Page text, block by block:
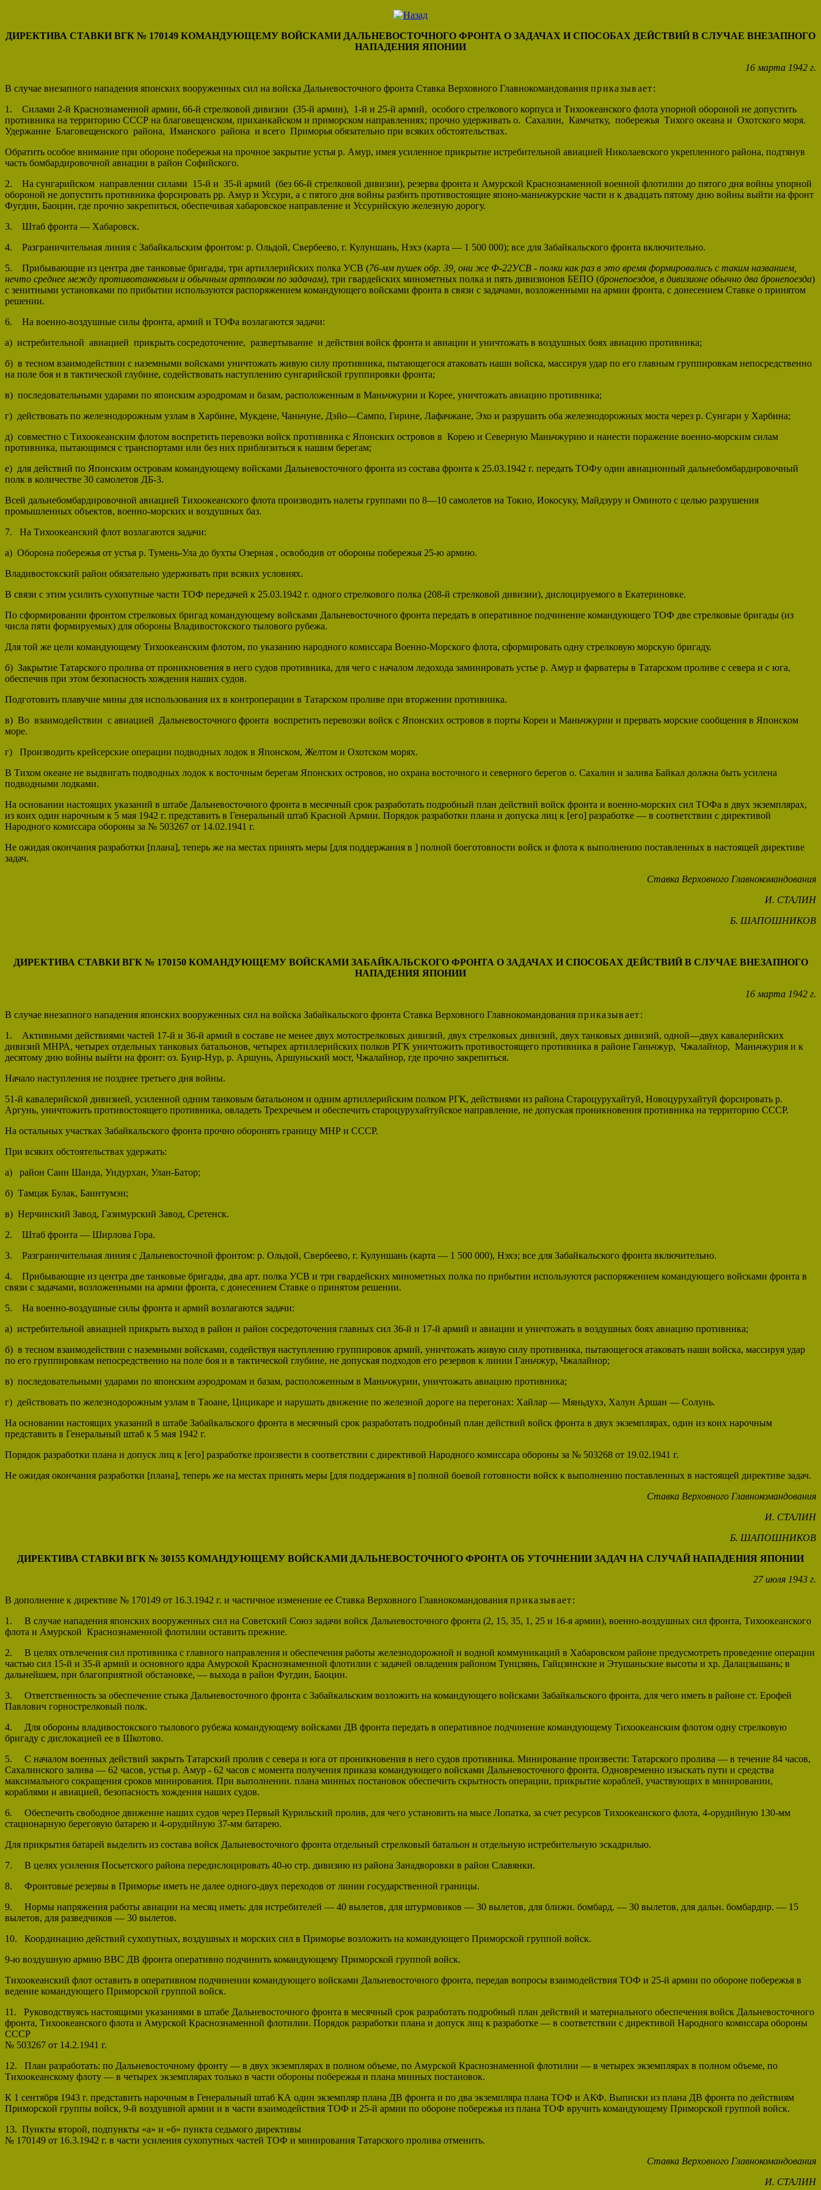
ДИРЕКТИВА СТАВКИ ВГК № 170149 КОМАНДУЮЩЕМУ ВОЙСКАМИ ДАЛЬНЕВОСТОЧНОГО ФРОНТА О ЗАДАЧАХ И СПОСОБАХ ДЕЙСТВИЙ В СЛУЧАЕ ВНЕЗАПНОГО
НАПАДЕНИЯ ЯПОНИИ
16 марта 1942 г.
В случае внезапного нападения японских вооруженных сил на войска Дальневосточного фронта Ставка Верховного Главнокомандования приказывает:
1. Силами 2-й Краснознаменной армии, 66-й стрелковой дивизии (35-й армии), 1-й и 25-й армий, особого стрелкового корпуса и Тихоокеанского флота упорной обороной не допустить
противника на территорию СССР на благовещенском, приханкайском и приморском направлениях; прочно удерживать о. Сахалин, Камчатку, побережья Тихого океана и Охотского моря.
Удержание Благовещенского района, Иманского района и всего Приморья обязательно при всяких обстоятельствах.
Обратить особое внимание при обороне побережья на прочное закрытие устья р. Амур, имея усиленное прикрытие истребительной авиацией Николаевского укрепленного района, подтянув
часть бомбардировочной авиации в район Софийского.
2. На сунгарийском направлении силами 15-й и 35-й армий (без 66-й стрелковой дивизии), резерва фронта и Амурской Краснознаменной военной флотилии до пятого дня войны упорной
обороной не допустить противника форсировать pp. Амур и Уссури, а с пятого дня войны разбить противостоящие японо-маньчжурские части и к двадцать пятому дню войны выйти на фронт
Фугдин, Баоцин, где прочно закрепиться, обеспечивая хабаровское направление и Уссурийскую железную дорогу.
3. Штаб фронта — Хабаровск.
4. Разграничительная линия с Забайкальским фронтом: р. Ольдой, Свербеево, г. Кулуншань, Нэхэ (карта — 1 500 000); все для Забайкальского фронта включительно.
5. Прибывающие из центра две танковые бригады, три артиллерийских полка УСВ (76-мм пушек обр. 39, они же Ф-22УСВ - полки как раз в это время формировались с таким названием,
нечто среднее между противотанковым и обычным артполком по задачам), три гвардейских минометных полка и пять дивизионов БЕПО (бронепоездов, в дивизионе обычно два бронепоезда)
с зенитными установками по прибытии используются распоряжением командующего войсками фронта в связи с задачами, возложенными на армии фронта, с донесением Ставке о принятом
решении.
6. На военно-воздушные силы фронта, армий и ТОФа возлагаются задачи:
а) истребительной авиацией прикрыть сосредоточение, развертывание и действия войск фронта и авиации и уничтожать в воздушных боях авиацию противника;
б) в тесном взаимодействии с наземными войсками уничтожать живую силу противника, пытающегося атаковать наши войска, массируя удар по его главным группировкам непосредственно
на поле боя и в тактической глубине, содействовать наступлению сунгарийской группировки фронта;
в) последовательными ударами по японским аэродромам и базам, расположенным в Маньчжурии и Корее, уничтожать авиацию противника;
г) действовать по железнодорожным узлам в Харбине, Мукдене, Чаньчуне, Дэйо—Сампо, Гирине, Лафачжане, Эхо и разрушить оба железнодорожных моста через р. Сунгари у Харбина;
д) совместно с Тихоокеанским флотом воспретить перевозки войск противника с Японских островов в Корею и Северную Маньчжурию и нанести поражение военно-морским силам
противника, пытающимся с транспортами или без них приблизиться к нашим берегам;
е) для действий по Японским островам командующему войсками Дальневосточного фронта из состава фронта к 25.03.1942 г. передать ТОФу один авиационный дальнебомбардировочный
полк в количестве 30 самолетов ДБ-3.
Всей дальнебомбардировочной авиацией Тихоокеанского флота производить налеты группами по 8—10 самолетов на Токио, Иокосуку, Майдзуру и Оминото с целью разрушения
промышленных объектов, военно-морских и воздушных баз.
7. На Тихоокеанский флот возлагаются задачи:
а) Оборона побережья от устья р. Тумень-Ула до бухты Озерная , освободив от обороны побережья 25-ю армию.
Владивостокский район обязательно удерживать при всяких условиях.
В связи с этим усилить сухопутные части ТОФ передачей к 25.03.1942 г. одного стрелкового полка (208-й стрелковой дивизии), дислоцируемого в Екатериновке.
По сформировании фронтом стрелковых бригад командующему войсками Дальневосточного фронта передать в оперативное подчинение командующего ТОФ две стрелковые бригады (из
числа пяти формируемых) для обороны Владивостокского тылового рубежа.
Для той же цели командующему Тихоокеанским флотом, по указанию народного комиссара Военно-Морского флота, сформировать одну стрелковую морскую бригаду.
б) Закрытие Татарского пролива от проникновения в него судов противника, для чего с началом ледохода заминировать устье р. Амур и фарватеры в Татарском проливе с севера и с юга,
обеспечив при этом безопасность хождения наших судов.
Подготовить плавучие мины для использования их в контроперации в Татарском проливе при вторжении противника.
в) Во взаимодействии с авиацией Дальневосточного фронта воспретить перевозки войск с Японских островов в порты Кореи и Маньчжурии и прервать морские сообщения в Японском
море.
г) Производить крейсерские операции подводных лодок в Японском, Желтом и Охотском морях.
В Тихом океане не выдвигать подводных лодок к восточным берегам Японских островов, но охрана восточного и северного берегов о. Сахалин и залива Байкал должна быть усилена
подводными лодками.
На основании настоящих указаний в штабе Дальневосточного фронта в месячный срок разработать подробный план действий войск фронта и военно-морских сил ТОФа в двух экземплярах,
из коих один нарочным к 5 мая 1942 г. представить в Генеральный штаб Красной Армии. Порядок разработки плана и допуска лиц к [его] разработке — в соответствии с директивой
Народного комиссара обороны за № 503267 от 14.02.1941 г.
Не ожидая окончания разработки [плана], теперь же на местах принять меры [для поддержания в ] полной боеготовности войск и флота к выполнению поставленных в настоящей директиве
задач.
Ставка Верховного Главнокомандования
И. СТАЛИН
Б. ШАПОШНИКОВ
ДИРЕКТИВА СТАВКИ ВГК № 170150 КОМАНДУЮЩЕМУ ВОЙСКАМИ ЗАБАЙКАЛЬСКОГО ФРОНТА О ЗАДАЧАХ И СПОСОБАХ ДЕЙСТВИЙ В СЛУЧАЕ ВНЕЗАПНОГО
НАПАДЕНИЯ ЯПОНИИ
16 марта 1942 г.
В случае внезапного нападения японских вооруженных сил на войска Забайкальского фронта Ставка Верховного Главнокомандования приказывает:
1. Активными действиями частей 17-й и 36-й армий в составе не менее двух мотострелковых дивизий, двух стрелковых дивизий, двух танковых дивизий, одной—двух кавалерийских
дивизий МНРА, четырех отдельных танковых батальонов, четырех артиллерийских полков РГК уничтожить противостоящего противника в районе Ганьчжур, Чжалайнор, Маньчжурия и к
десятому дню войны выйти на фронт: оз. Буир-Нур, р. Аршунь, Аршуньский мост, Чжалайнор, где прочно закрепиться.
Начало наступления не позднее третьего дня войны.
51-й кавалерийской дивизией, усиленной одним танковым батальоном и одним артиллерийским полком РГК, действиями из района Староцурухайтуй, Новоцурухайтуй форсировать р.
Аргунь, уничтожить противостоящего против­ника, овладеть Трехречьем и обеспечить староцурухайтуйское направление, не допуская проникновения противника на территорию СССР.
На остальных участках Забайкальского фронта прочно оборонять границу МНР и СССР.
При всяких обстоятельствах удержать:
а) район Саин Шанда, Ундурхан, Улан-Батор;
б) Тамцак Булак, Баинтумэн;
в) Нерчинский Завод, Газимурский Завод, Сретенск.
2. Штаб фронта — Ширлова Гора.
3. Разграничительная линия с Дальневосточной фронтом: р. Ольдой, Свербеево, г. Кулуншань (карта — 1 500 000), Нэхэ; все для Забайкальского фронта включительно.
4. Прибывающие из центра две танковые бригады, два арт. полка УСВ и три гвардейских минометных полка по прибытии используются распоряжением командующего войсками фронта в
связи с задачами, возложенными на армии фронта, с донесением Ставке о принятом решении.
5. На военно-воздушные силы фронта и армий возлагаются задачи:
а) истребительной авиацией прикрыть выход в район и район сосредоточения главных сил 36-й и 17-й армий и авиации и уничтожать в воздушных боях авиацию противника;
б) в тесном взаимодействии с наземными войсками, содействуя наступлению группировок армий, уничтожать живую силу противника, пытающегося атаковать наши войска, массируя удар
по его группировкам непосредственно на поле боя и в тактической глубине, не допуская подходов его резервов к линии Ганьчжур, Чжалайнор;
в) последовательными ударами по японским аэродромам и базам, расположенным в Маньчжурии, уничтожать авиацию противника;
г) действовать по железнодорожным узлам в Таоане, Цицикаре и нарушать движение по железной дороге на перегонах: Хайлар — Мяньдухэ, Халун Аршан — Солунь.
На основании настоящих указаний в штабе Забайкальского фронта в месячный срок разработать подробный план действий войск фронта в двух экземплярах, один из коих нарочным
представить в Генеральный штаб к 5 мая 1942 г.
Порядок разработки плана и допуск лиц к [его] разработке произвести в соответствии с директивой Народного комиссара обороны за № 503268 от 19.02.1941 г.
Не ожидая окончания разработки [плана], теперь же на местах принять меры [для поддержания в] полной боевой готовности войск к выполнению поставленных в настоящей директиве задач.
Ставка Верховного Главнокомандования
И. СТАЛИН
Б. ШАПОШНИКОВ
ДИРЕКТИВА СТАВКИ ВГК № 30155 КОМАНДУЮЩЕМУ ВОЙСКАМИ ДАЛЬНЕВОСТОЧНОГО ФРОНТА ОБ УТОЧНЕНИИ ЗАДАЧ НА СЛУЧАЙ НАПАДЕНИЯ ЯПОНИИ
27 июля 1943 г.
В дополнение к директиве № 170149 от 16.3.1942 г. и частичное изменение ее Ставка Верховного Главнокомандования приказывает:
1. В случае нападения японских вооруженных сил на Советский Союз задачи войск Дальневосточного фронта (2, 15, 35, 1, 25 и 16-я армии), военно-воздушных сил фронта, Тихоокеанского
флота и Амурской Краснознаменной флотилии оставить прежние.
2. В целях отвлечения сил противника с главного направления и обеспечения работы железнодорожной и водной коммуникаций в Хабаровском районе предусмотреть проведение операции
частью сил 15-й и 35-й армий и основного ядра Амурской Краснознаменной флотилии с задачей овладения районом Тунцзянь, Гайцзинские и Этушаньские высоты и хр. Далацзышань; в
дальнейшем, при благоприятной обстановке, — выхода в район Фугдин, Баоцин.
3. Ответственность за обеспечение стыка Дальневосточного фронта с Забайкальским возложить на командующего войсками Забайкальского фронта, для чего иметь в районе ст. Ерофей
Павлович горнострелковый полк.
4. Для обороны владивостокского тылового рубежа командующему войсками ДВ фронта передать в оперативное подчинение командующему Тихоокеанским флотом одну стрелковую
бригаду с дислокацией ее в Шкотово.
5. С началом военных действий закрыть Татарский пролив с севера и юга от проникновения в него судов противника. Минирование произвести: Татарского пролива — в течение 84 часов,
Сахалинского залива — 62 часов, устья р. Амур - 62 часов с момента получения приказа командующего войсками Дальневосточного фронта. Одновременно изыскать пути и средства
максимального сокращения сроков минирования. При выполнении. плана минных постановок обеспечить скрытность операции, прикрытие кораблей, участвующих в минировании,
кораблями и авиацией, безопасность хождения наших судов.
6. Обеспечить свободное движение наших судов через Первый Курильский пролив, для чего установить на мысе Лопатка, за счет ресурсов Тихоокеанского флота, 4-орудийную 130-мм
стационарную береговую батарею и 4-орудийную 37-мм батарею.
Для прикрытия батарей выделить из состава войск Дальневосточного фронта отдельный стрелковый батальон и отдельную истребительную эскадрилью.
7. В целях усиления Посьетского района передислоцировать 40-ю стр. дивизию из района Занадворовки в район Славянки.
8. Фронтовые резервы в Приморье иметь не далее одного-двух переходов от линии государственной границы.
9. Нормы напряжения работы авиации на месяц иметь: для истребителей — 40 вылетов, для штурмовиков — 30 вылетов, для ближн. бомбард. — 30 вылетов, для дальн. бомбардир. — 15
вылетов, для разведчиков — 30 вылетов.
10. Координацию действий сухопутных, воздушных и морских сил в Приморье возложить на командующего Приморской группой войск.
9-ю воздушную армию ВВС ДВ фронта оперативно подчинить командующему Приморской группой войск.
Тихоокеанский флот оставить в оперативном подчинении командующего войсками Дальневосточного фронта, передав вопросы взаимодействия ТОФ и 25-й армии по обороне побережья в
ведение командующего Приморской группой войск.
11. Руководствуясь настоящими указаниями в штабе Дальневосточного фронта в месячный срок разработать подробный план действий и материального обеспечения войск Дальневосточного
фронта, Тихоокеанского флота и Амурской Краснознаменной флотилии. Порядок разработки плана и допуск лиц к разработке — в соответствии с директивой Народного комиссара обороны
СССР
№ 503267 от 14.2.1941 г.
12. План разработать: по Дальневосточному фронту — в двух экземплярах в полном объеме, по Амурской Краснознаменной флотилии — в четырех экземплярах в полном объеме, по
Тихоокеанскому флоту — в четырех экземплярах только в части обороны побережья и плана минных постановок.
К 1 сентября 1943 г. представить нарочным в Генеральный штаб КА один экземпляр плана ДВ фронта и по два экземпляра плана ТОФ и АКФ. Выписки из плана ДВ фронта по действиям
Приморской группы войск, 9-й воздушной армии и в части взаимодействия ТОФ и 25-й армии по обороне побережья из плана ТОФ вручить командующему Приморской группой войск.
13. Пункты второй, подпункты «а» и «б» пункта седьмого директивы
№ 170149 от 16.3.1942 г. в части усиления сухопутных частей ТОФ и минирования Татарского пролива отменить.
Ставка Верховного Главнокомандования
И. СТАЛИН